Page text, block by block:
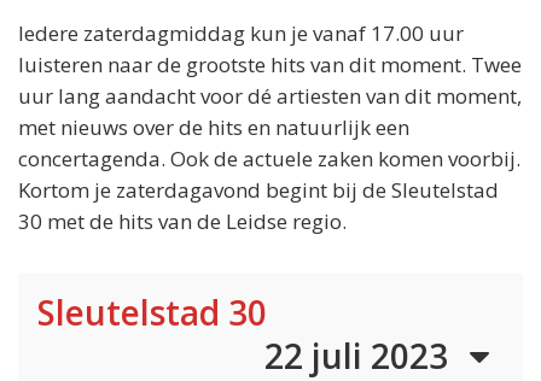
Iedere zaterdagmiddag kun je vanaf 17.00 uur
luisteren naar de grootste hits van dit moment. Twee
uur lang aandacht voor dé artiesten van dit moment,
met nieuws over de hits en natuurlijk een
concertagenda. Ook de actuele zaken komen voorbij.
Kortom je zaterdagavond begint bij de Sleutelstad
30 met de hits van de Leidse regio.
Sleutelstad 30
22 juli 2023